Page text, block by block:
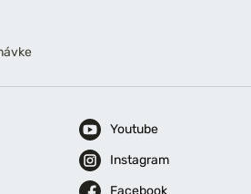
Youtube
Instagram
Facebook